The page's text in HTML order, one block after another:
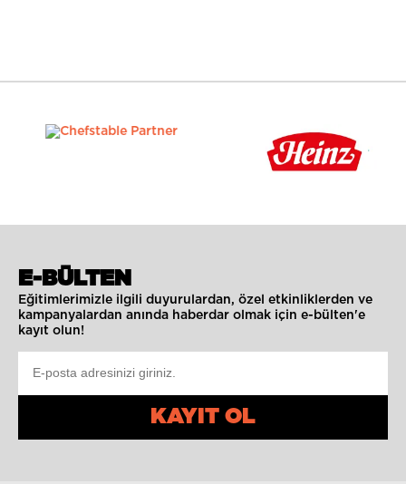
E-BÜLTEN
Eğitimlerimizle ilgili duyurulardan, özel etkinliklerden ve
kampanyalardan anında haberdar olmak için e-bülten'e
kayıt olun!
KAYIT OL